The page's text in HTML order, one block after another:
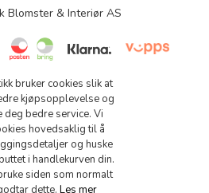
Blomster & Interiør AS
bruker cookies slik at
kjøpsopplevelse og
deg bedre service. Vi
hovedsaklig til å
og huske
i handlekurven din.
siden som normalt
dette. Les mer